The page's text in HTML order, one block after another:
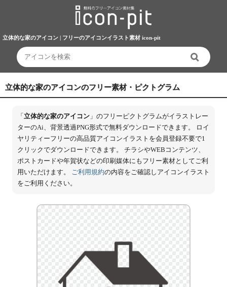
立体的な家のアイコン | フリーのアイコンイラスト素材 icon-pit
立体的な家のアイコンのフリー素材・ピクトグラム
「 立体的な家のアイコン」のフリーピクトグラムがイラストレー
ターのAi、背景透過PNG形式で無料ダウンロードできます。 ロイ
ヤリティーフリーの高品質アイコンイラストを会員登録不要で1
クリックでダウンロードできます。 チラシやWEBコンテンツ、
ポストカードや年賀状などの印刷媒体にもフリー素材としてご利
用いただけます。 ご利用規約の内容をご確認しアイコンイラスト
をご利用ください。